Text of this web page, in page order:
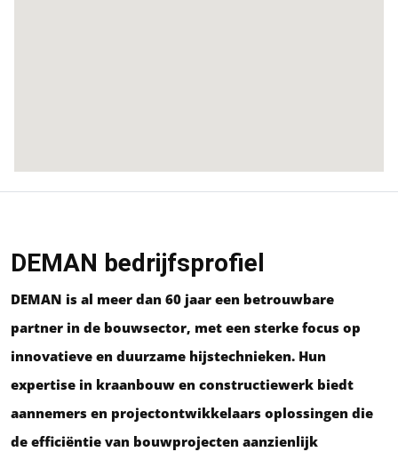
DEMAN bedrijfsprofiel
DEMAN is al meer dan 60 jaar een betrouwbare
partner in de bouwsector, met een sterke focus op
innovatieve en duurzame hijstechnieken. Hun
expertise in kraanbouw en constructiewerk biedt
aannemers en projectontwikkelaars oplossingen die
de efficiëntie van bouwprojecten aanzienlijk